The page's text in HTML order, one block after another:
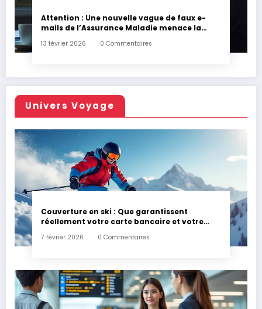
Attention : Une nouvelle vague de faux e-
mails de l’Assurance Maladie menace la
13 février 2026 0 Commentaires
Univers Voyage
Couverture en ski : Que garantissent
réellement votre carte bancaire et votre
7 février 2026 0 Commentaires